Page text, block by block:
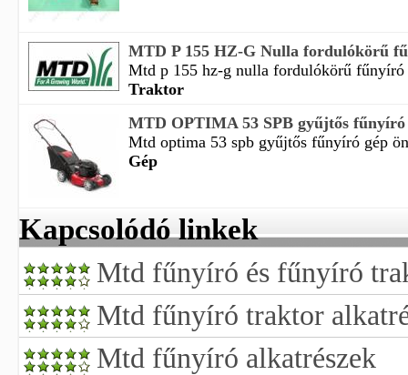
MTD P 155 HZ-G Nulla fordulókörű
Mtd p 155 hz-g nulla fordulókörű
Traktor
MTD OPTIMA 53 SPB gyűjtős
Mtd optima 53 spb gyűjtős fűnyíró gép
Gép
Kapcsolódó linkek
Mtd fűnyíró és fűnyíró
Mtd fűnyíró traktor
Mtd fűnyíró alkatrészek